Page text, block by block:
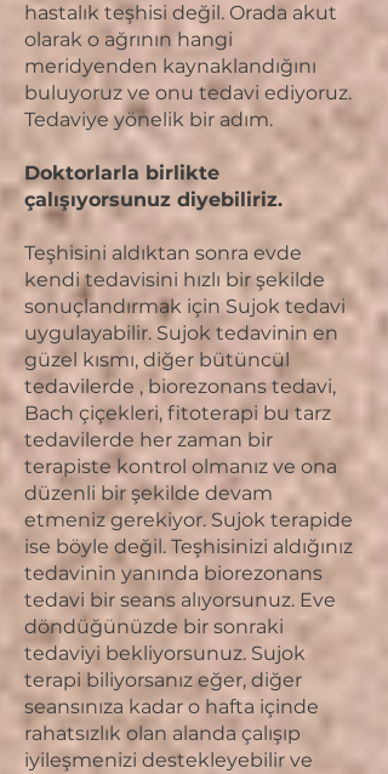
hastalık teşhisi değil. Orada akut
olarak o ağrının hangi
meridyenden kaynaklandığını
buluyoruz ve onu tedavi ediyoruz.
Tedaviye yönelik bir adım.
Doktorlarla birlikte
çalışıyorsunuz diyebiliriz.
Teşhisini aldıktan sonra evde
kendi tedavisini hızlı bir şekilde
sonuçlandırmak için Sujok tedavi
uygulayabilir. Sujok tedavinin en
güzel kısmı, diğer bütüncül
tedavilerde , biorezonans tedavi,
Bach çiçekleri, fitoterapi bu tarz
tedavilerde her zaman bir
terapiste kontrol olmanız ve ona
düzenli bir şekilde devam
etmeniz gerekiyor. Sujok terapide
ise böyle değil. Teşhisinizi aldığınız
tedavinin yanında biorezonans
tedavi bir seans alıyorsunuz. Eve
döndüğünüzde bir sonraki
tedaviyi bekliyorsunuz. Sujok
terapi biliyorsanız eğer, diğer
seansınıza kadar o hafta içinde
rahatsızlık olan alanda çalışıp
iyileşmenizi destekleyebilir ve